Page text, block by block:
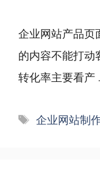
企业网站产品页
的内容不能打动
转化率主要看产
标
企业网站制